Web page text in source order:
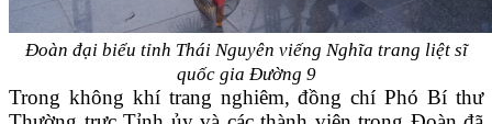
Đoàn đại biểu tỉnh Thái Nguyên viếng Nghĩa trang liệt sĩ
quốc gia Đường 9
Trong không khí trang nghiêm, đồng chí Phó Bí thư